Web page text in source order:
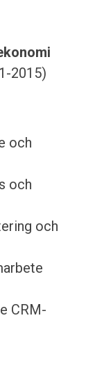
2015)
och
och
och
CRM-